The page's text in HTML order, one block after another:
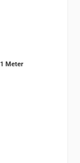
1 Meter